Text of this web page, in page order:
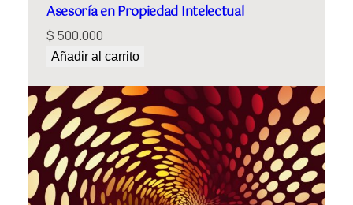
Asesoría en Propiedad Intelectual
$ 500.000
Añadir al carrito